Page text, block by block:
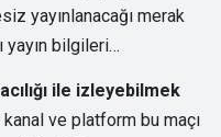
yayınlanacağı merak
yayın bilgileri…
ile izleyebilmek
kanal ve platform bu maçı